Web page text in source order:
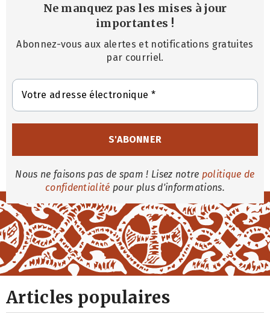
Ne manquez pas les mises à jour
importantes !
Abonnez-vous aux alertes et notifications gratuites
par courriel.
Nous ne faisons pas de spam ! Lisez notre politique de
confidentialité pour plus d'informations.
Articles populaires